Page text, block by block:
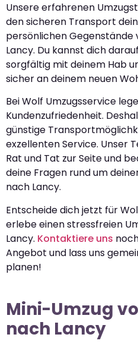
Unsere erfahrenen
den sicheren Transport
persönlichen
Lancy. Du kannst dich
sorgfältig mit deinem Hab
sicher an deinem neuen
Bei Wolf Umzugsservice
Kundenzufriedenheit.
günstige
exzellenten Service. Unser
Rat und Tat zur Seite und
deine Fragen rund um
nach Lancy.
Entscheide dich jetzt für
erlebe einen stressfreien
Lancy. Kontaktiere uns
Angebot und lass uns
planen!
Mini-Umzug
nach Lancy